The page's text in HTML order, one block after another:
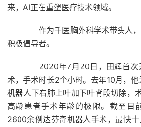
来，AI正在重塑医疗技术领域。
作为千医胸外科学术带头人，
积极倡导者。
2020年7月20日，田辉首次
术，手术时长2个小时。去年10月，
机器人下右肺上叶加下叶背段切除，
高龄患者手术年龄的极限。截至目
2600余例达芬奇机器人手术，最快